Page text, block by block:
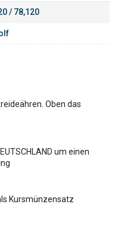
/ 78,120
Oben das
um einen
Kursmünzensatz